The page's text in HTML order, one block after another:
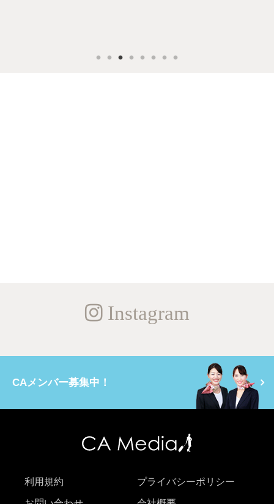
Instagram
CAメンバー募集中！
利用規約 プライバシーポリシー